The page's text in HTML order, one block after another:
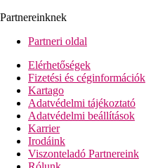
Partnereinknek
Partneri oldal
Elérhetőségek
Fizetési és céginformációk
Kartago
Adatvédelmi tájékoztató
Adatvédelmi beállítások
Karrier
Irodáink
Viszonteladó Partnereink